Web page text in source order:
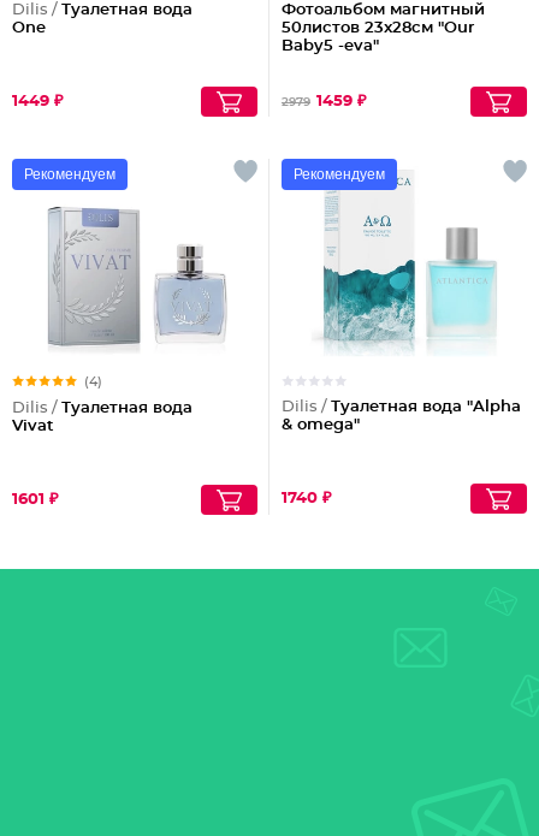
Dilis / Туалетная вода
One
1449 ₽
Фотоальбом магнитный
50листов 23x28см "Оur
Baby5 -eva"
2979 1459 ₽
Рекомендуем
(4)
Dilis / Туалетная вода
Vivat
1601 ₽
Рекомендуем
Dilis / Туалетная вода "Alpha
& omega"
1740 ₽